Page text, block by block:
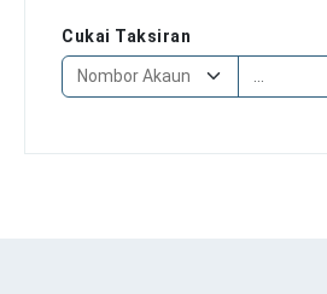
Cukai Taksiran